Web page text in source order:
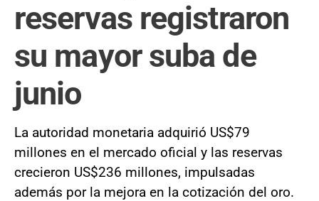
reservas registraron
su mayor suba de
junio
La autoridad monetaria adquirió US$79
millones en el mercado oficial y las reservas
crecieron US$236 millones, impulsadas
además por la mejora en la cotización del oro.